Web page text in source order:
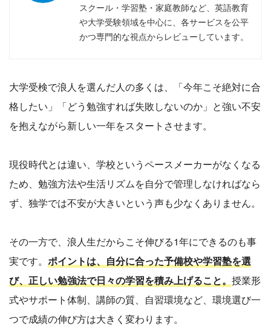
スクール・学習塾・家庭教師など、英語教育
や大学受験領域を中心に、各サービスを公平
かつ専門的な視点からレビューしています。
大学受検で浪人を選んだ人の多くは、「今年こそ絶対に合
格したい」「どう勉強すれば失敗しないのか」と強い不安
を抱えながら新しい一年をスタートさせます。
現役時代とは違い、学校というペースメーカーがなくなる
ため、勉強方法や生活リズムを自分で管理しなければなら
ず、独学では不安が大きいという声も少なくありません。
その一方で、浪人生だからこそ伸びる1年にできるのも事
実です。 ポイントは、自分に合った予備校や学習塾を選
び、正しい勉強法で日々の学習を積み上げること。 授業形
式やサポート体制、講師の質、自習環境など、環境選び一
つで成績の伸び方は大きく変わります。